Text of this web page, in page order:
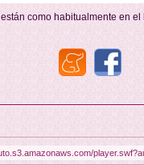
como habitualmente en